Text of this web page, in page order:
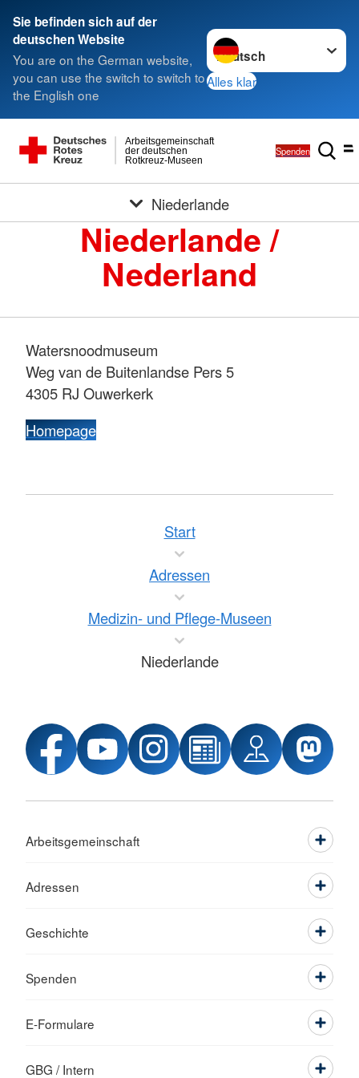
Sie befinden sich auf der
deutschen Website
You are on the German website,
you can use the switch to switch to
the English one
Sprache wechseln zu
Alles klar
Rotkreuz-Museen
der deutschen
Arbeitsgemeinschaft
Spenden
Niederlande
Niederlande /
Nederland
Watersnoodmuseum
Weg van de Buitenlandse Pers 5
4305 RJ Ouwerkerk
Homepage
Start
Adressen
Medizin- und Pflege-Museen
Niederlande
Arbeitsgemeinschaft
Adressen
Geschichte
Spenden
E-Formulare
GBG / Intern